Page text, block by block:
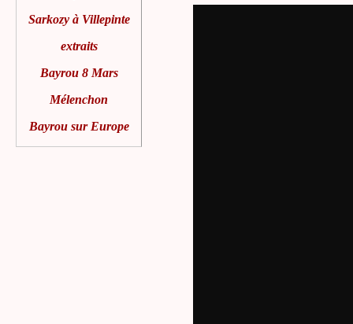
Sarkozy à Villepinte
extraits
Bayrou 8 Mars
Mélenchon
Bayrou sur Europe